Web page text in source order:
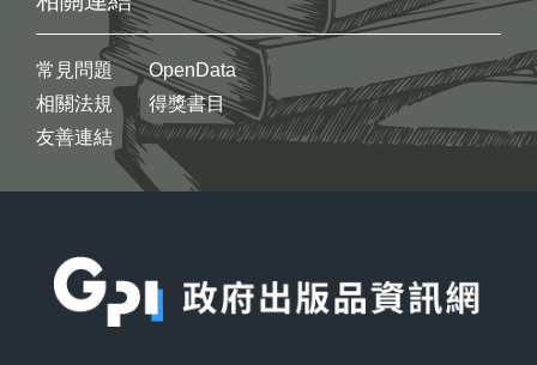
常見問題
相關法規
友善連結
OpenData
得獎書目